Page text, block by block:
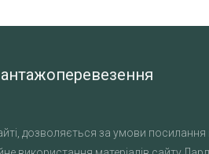
дозволяється за умови